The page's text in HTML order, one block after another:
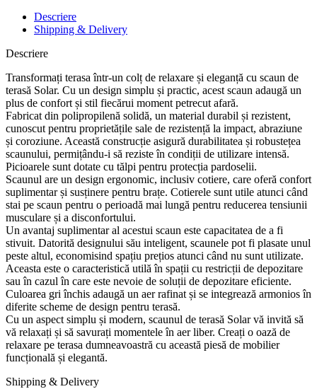
Descriere
Shipping & Delivery
Descriere
Transformați terasa într-un colț de relaxare și eleganță cu scaun de
terasă Solar. Cu un design simplu și practic, acest scaun adaugă un
plus de confort și stil fiecărui moment petrecut afară.
Fabricat din polipropilenă solidă, un material durabil și rezistent,
cunoscut pentru proprietățile sale de rezistență la impact, abraziune
și coroziune. Această construcție asigură durabilitatea și robustețea
scaunului, permițându-i să reziste în condiții de utilizare intensă.
Picioarele sunt dotate cu tălpi pentru protecția pardoselii.
Scaunul are un design ergonomic, inclusiv cotiere, care oferă confort
suplimentar și susținere pentru brațe. Cotierele sunt utile atunci când
stai pe scaun pentru o perioadă mai lungă pentru reducerea tensiunii
musculare și a disconfortului.
Un avantaj suplimentar al acestui scaun este capacitatea de a fi
stivuit. Datorită designului său inteligent, scaunele pot fi plasate unul
peste altul, economisind spațiu prețios atunci când nu sunt utilizate.
Aceasta este o caracteristică utilă în spații cu restricții de depozitare
sau în cazul în care este nevoie de soluții de depozitare eficiente.
Culoarea gri închis adaugă un aer rafinat și se integrează armonios în
diferite scheme de design pentru terasă.
Cu un aspect simplu și modern, scaunul de terasă Solar vă invită să
vă relaxați și să savurați momentele în aer liber. Creați o oază de
relaxare pe terasa dumneavoastră cu această piesă de mobilier
funcțională și elegantă.
Shipping & Delivery